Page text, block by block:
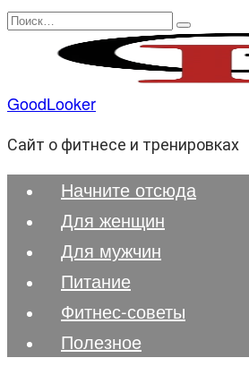
Перейти
содержанию
Search
GoodLooker
Сайт о фитнесе и тренировках
Начните отсюда
Для женщин
Для мужчин
Питание
Фитнес-советы
Полезноe